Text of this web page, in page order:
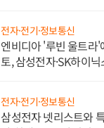
전자·전기·정보통신
엔비디아 '루빈 울트라
토, 삼성전자·SK하이
전자·전기·정보통신
삼성전자 넷리스트와